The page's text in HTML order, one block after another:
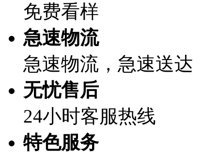
免费看样
急速物流
急速物流，急速送达
无忧售后
24小时客服热线
特色服务